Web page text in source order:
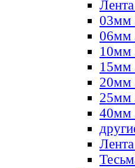
03мм
06мм
10мм
15мм
20мм
25мм
40мм